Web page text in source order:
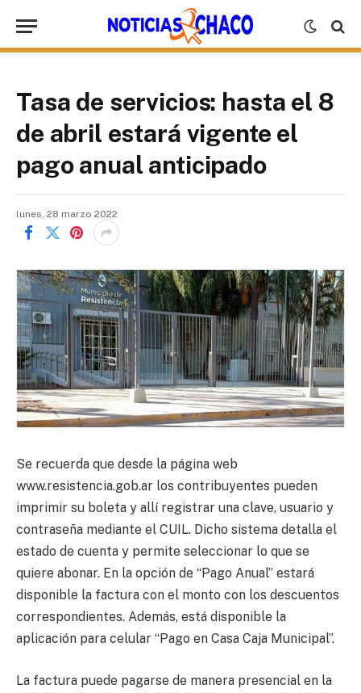
Tasa de servicios: hasta el 8
de abril estará vigente el
pago anual anticipado
lunes, 28 marzo 2022
Se recuerda que desde la página web
www.resistencia.gob.ar los contribuyentes pueden
imprimir su boleta y allí registrar una clave, usuario y
contraseña mediante el CUIL. Dicho sistema detalla el
estado de cuenta y permite seleccionar lo que se
quiere abonar. En la opción de “Pago Anual” estará
disponible la factura con el monto con los descuentos
correspondientes. Además, está disponible la
aplicación para celular “Pago en Casa Caja Municipal”.
La factura puede pagarse de manera presencial en la